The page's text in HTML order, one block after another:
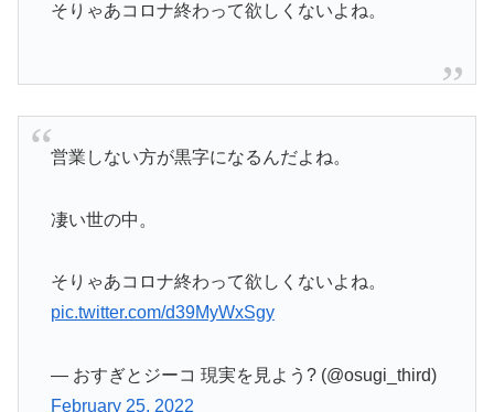
そりゃあコロナ終わって欲しくないよね。
営業しない方が黒字になるんだよね。
凄い世の中。
そりゃあコロナ終わって欲しくないよね。
pic.twitter.com/d39MyWxSgy
— おすぎとジーコ 現実を見よう? (@osugi_third)
February 25, 2022